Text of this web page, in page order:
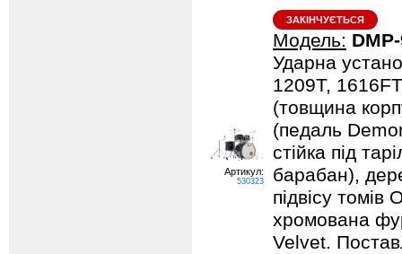
Артикул:
530323
ЗАКІНЧУЄТЬСЯ
Модель:
Ударна
1209T,
(товщина
(педаль
стійка під
барабан),
підвісу
хромована
Velvet.